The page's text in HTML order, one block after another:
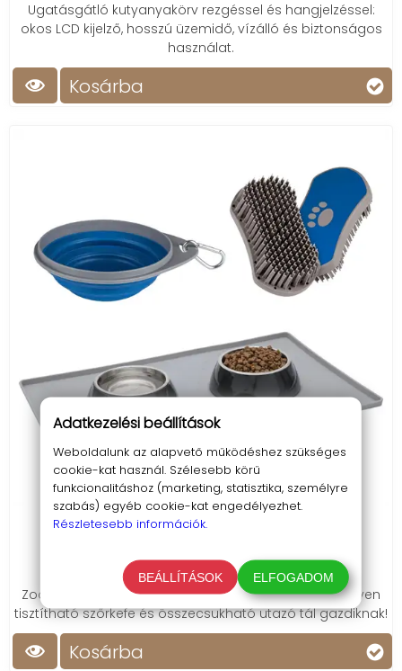
Ugatásgátló kutyanyakörv rezgéssel és hangjelzéssel:
okos LCD kijelző, hosszú üzemidő, vízálló és biztonságos
használat.
Kosárba
3 részes Zoofari kutya csomag gazdiknak
6 790 Ft
Zoofari kutya csomag: praktikus etetőszőnyeg, könnyen
tisztítható szőrkefe és összecsukható utazó tál gazdiknak!
Kosárba
Adatkezelési beállítások
Weboldalunk az alapvető működéshez szükséges
cookie-kat használ. Szélesebb körű
funkcionalitáshoz (marketing, statisztika, személyre
szabás) egyéb cookie-kat engedélyezhet.
Részletesebb információk.
BEÁLLÍTÁSOK ELFOGADOM